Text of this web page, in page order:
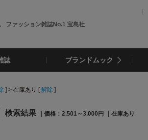
ファッション雑誌No.1 宝島社
誌 ブランドムック
] > 在庫あり [ 解除 ]
検索結果 ｜価格：2,501～3,000円 ｜在庫あり